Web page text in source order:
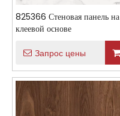
825366 Стеновая панель на
клеевой основе
Запрос цены